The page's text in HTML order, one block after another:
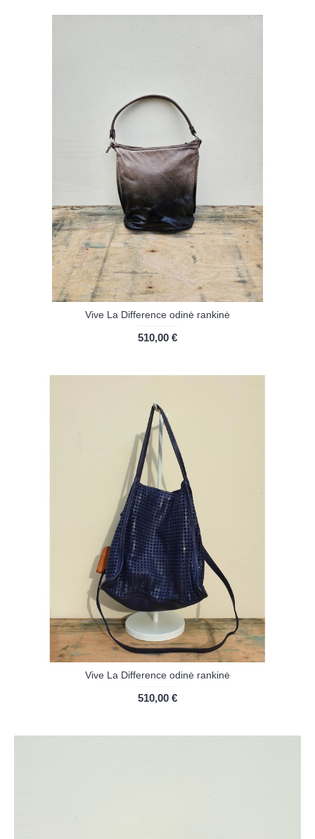
Vive La Difference odinė rankinė
510,00 €
Vive La Difference odinė rankinė
510,00 €